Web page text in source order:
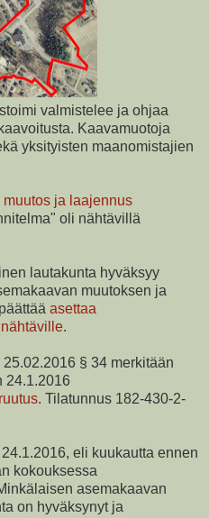
valmistelee ja ohjaa
Kaavamuotoja
yksityisten maanomistajien
ja laajennus
oli nähtävillä
lautakunta hyväksyy
muutoksen ja
asettaa
.
§ 34 merkitään
24.1.2016
. Tilatunnus 182-430-2-
eli kuukautta ennen
kokouksessa
asemakaavan
on hyväksynyt ja